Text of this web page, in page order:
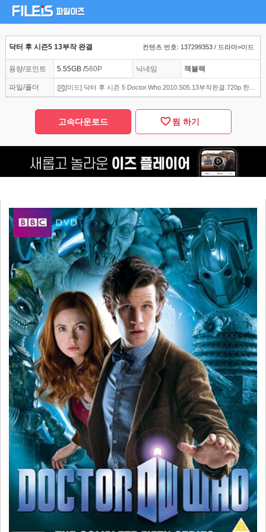
닥터 후 시즌5 13부작 완결 컨텐츠 번호: 137299353 / 드라마>미드
용량/포인트 5.55GB /560P 닉네임 잭블랙
파일/폴더 [미드] 닥터 후 시즌 5 Doctor.Who.2010.S05.13부작완결.720p.한글자막
고속다운로드 찜 하기